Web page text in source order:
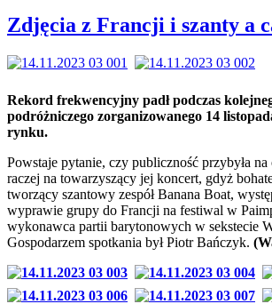
Zdjęcia z Francji i szanty a
Rekord frekwencyjny padł podczas
podróżniczego zorganizowanego 14
rynku.
Powstaje pytanie, czy publiczność przybyła
raczej na towarzyszący jej koncert, gdyż
tworzący szantowy zespół Banana Boat,
wyprawie grupy do Francji na festiwal w
wykonawca partii barytonowych w sekstecie
Gospodarzem spotkania był Piotr Bańczyk.